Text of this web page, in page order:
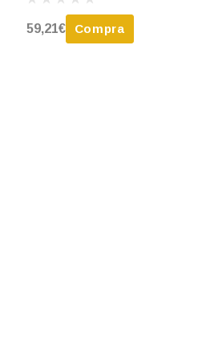
59,21€ Compra